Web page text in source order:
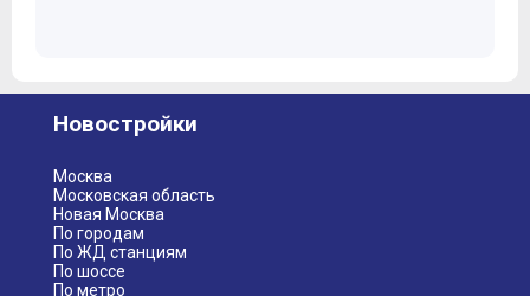
Новостройки
Москва
Московская область
Новая Москва
По городам
По ЖД станциям
По шоссе
По метро